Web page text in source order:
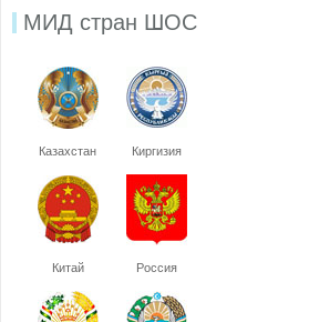
МИД стран ШОС
Казахстан Киргизия
Китай Россия